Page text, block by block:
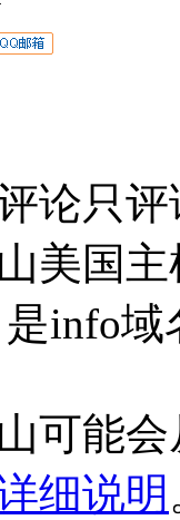
论只
美国
是info
可能
细说明